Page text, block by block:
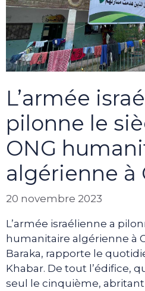
L’armée
pilonne le
ONG
algérienne à
20 novembre 2023
L’armée israélienne a
humanitaire algérienne à
Baraka, rapporte le
Khabar. De tout l’édifice,
seul le cinquième,